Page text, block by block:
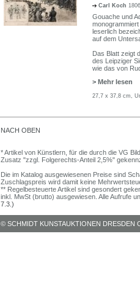
Carl Koch
Gouache und
leserlich
auf dem
Das Blatt zeigt
des Leipziger
wie das von
> Mehr lesen
27,7 x 37,8 cm,
NACH OBEN
* Artikel von Künstlern, für die durch die VG
Zusatz "zzgl. Folgerechts-Anteil 2,5%"
Die im Katalog ausgewiesenen Preise sind
Zuschlagspreis wird damit keine
** Regelbesteuerte Artikel sind gesondert
inkl. MwSt (brutto) ausgewiesen. Alle Aufrufe
7.3.)
© SCHMIDT KUNSTAUKTIONEN DRESDEN